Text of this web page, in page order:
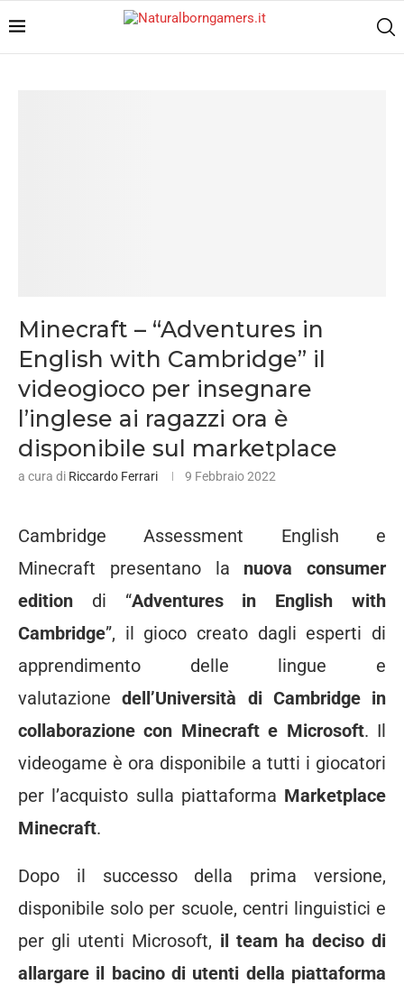
Minecraft – “Adventures in
English with Cambridge” il
videogioco per insegnare
l’inglese ai ragazzi ora è
disponibile sul marketplace
a cura di Riccardo Ferrari 9 Febbraio 2022
Cambridge Assessment English e
Minecraft
presentano la nuova consumer
edition di “Adventures in English with
Cambridge”, il gioco creato dagli esperti di
apprendimento delle lingue e
valutazionedell’Università di Cambridge in
collaborazione con Minecraft e Microsoft. Il
videogame è ora disponibile a tutti i giocatori
per l’acquisto sulla piattaforma Marketplace
Minecraft.
Dopo il successo della prima versione,
disponibile solo per scuole, centri linguistici e
per gli utenti Microsoft, il team ha deciso di
allargare il bacino di utenti della piattaforma